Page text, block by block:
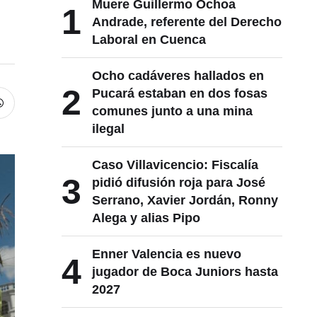
1
Muere Guillermo Ochoa
Andrade, referente del Derecho
Laboral en Cuenca
2
Ocho cadáveres hallados en
Pucará estaban en dos fosas
comunes junto a una mina
ilegal
3
Caso Villavicencio: Fiscalía
pidió difusión roja para José
Serrano, Xavier Jordán, Ronny
Alega y alias Pipo
4
Enner Valencia es nuevo
jugador de Boca Juniors hasta
2027